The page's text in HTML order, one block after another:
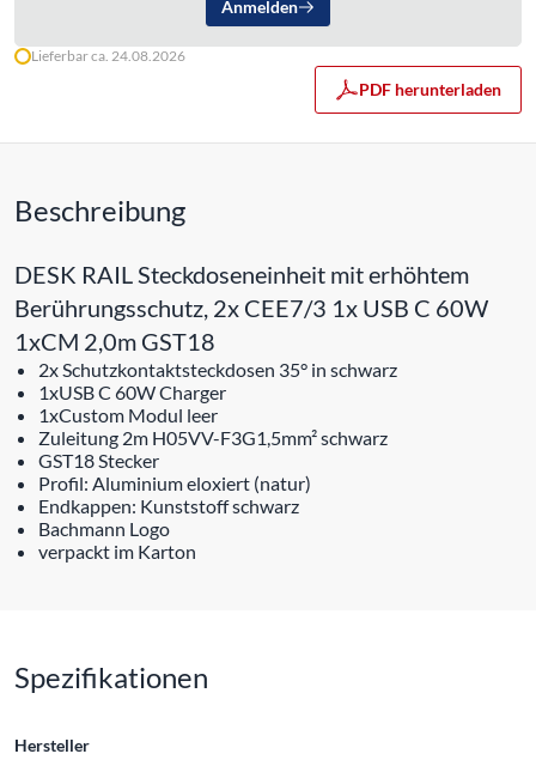
Anmelden
Lieferbar ca. 24.08.2026
PDF herunterladen
Beschreibung
DESK RAIL Steckdoseneinheit mit erhöhtem
Berührungsschutz, 2x CEE7/3 1x USB C 60W
1xCM 2,0m GST18
2x Schutzkontaktsteckdosen 35° in schwarz
1xUSB C 60W Charger
1xCustom Modul leer
Zuleitung 2m H05VV-F3G1,5mm² schwarz
GST18 Stecker
Profil: Aluminium eloxiert (natur)
Endkappen: Kunststoff schwarz
Bachmann Logo
verpackt im Karton
Spezifikationen
Hersteller